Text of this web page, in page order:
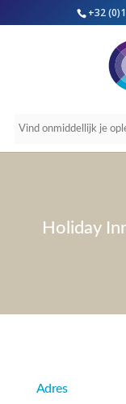
+32
Holiday
Adres